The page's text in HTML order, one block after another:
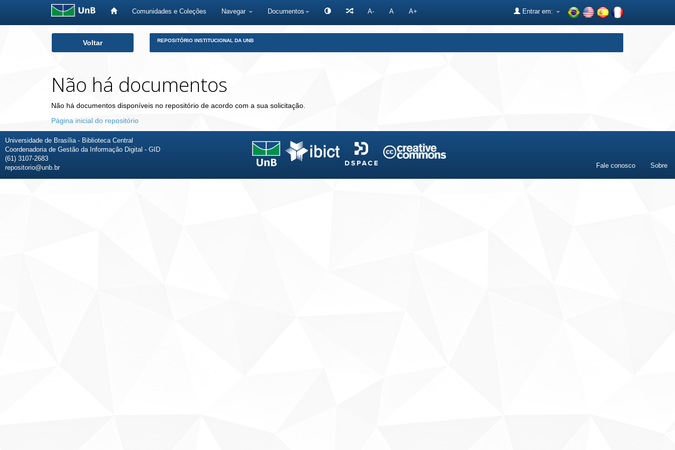
Comunidades e Coleções Navegar Documentos A- A A+ Entrar em:
Voltar REPOSITÓRIO INSTITUCIONAL DA UNB
Não há documentos
Não há documentos disponíveis no repositório de acordo com a sua solicitação.
Página inicial do repositório
Universidade de Brasília - Biblioteca Central
Coordenadoria de Gestão da Informação Digital - GID
(61) 3107-2683
repositorio@unb.br
Fale conosco Sobre